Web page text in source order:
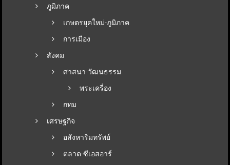
ภูมิภาค
เกษตรยุคใหม่-ภูมิภาค
การเมือง
สังคม
ศาสนา-วัฒนธรรม
พระเครื่อง
กทม
เศรษฐกิจ
อสังหาริมทรัพย์
ตลาด-ซีเอสอาร์